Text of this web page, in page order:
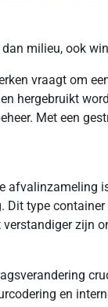
milieu, ook
vraagt om
hergebruikt
Met een
afvalinzameling
Dit type
zijn
en